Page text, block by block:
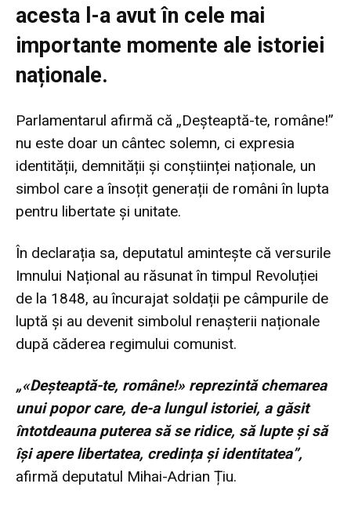
acesta l-a avut în cele mai
importante momente ale istoriei
naționale.
Parlamentarul afirmă că „Deșteaptă-te, române!”
nu este doar un cântec solemn, ci expresia
identității, demnității și conștiinței naționale, un
simbol care a însoțit generații de români în lupta
pentru libertate și unitate.
În declarația sa, deputatul amintește că versurile
Imnului Național au răsunat în timpul Revoluției
de la 1848, au încurajat soldații pe câmpurile de
luptă și au devenit simbolul renașterii naționale
după căderea regimului comunist.
„«Deșteaptă-te, române!» reprezintă chemarea
unui popor care, de-a lungul istoriei, a găsit
întotdeauna puterea să se ridice, să lupte și să
își apere libertatea, credința și identitatea”,
afirmă deputatul Mihai-Adrian Țiu.